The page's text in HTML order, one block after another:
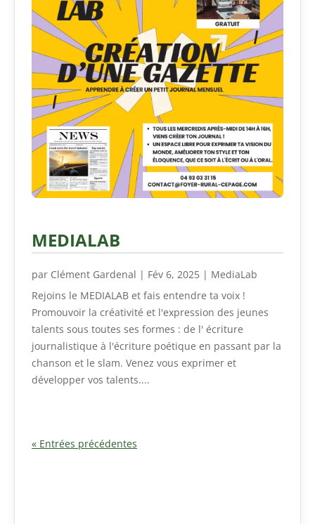
MEDIALAB
par Clément Gardenal | Fév 6, 2025 | MediaLab
Rejoins le MEDIALAB et fais entendre ta voix !
Promouvoir la créativité et l'expression des jeunes
talents sous toutes ses formes : de l' écriture
journalistique à l'écriture poétique en passant par la
chanson et le slam. Venez vous exprimer et
développer vos talents....
« Entrées précédentes